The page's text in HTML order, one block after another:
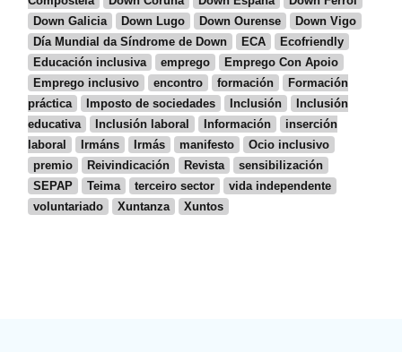
Down Galicia
Down Lugo Down Ourense
Down Vigo
Día Mundial da Síndrome de Down
ECA
Ecofriendly
Educación inclusiva
emprego
Emprego Con Apoio
Emprego inclusivo
encontro formación
Formación
práctica
Imposto de sociedades Inclusión
Inclusión
educativa
Inclusión laboral Información
inserción
laboral
Irmáns Irmás manifesto
Ocio inclusivo
premio
Reivindicación Revista
sensibilización
SEPAP
Teima terceiro sector
vida independente
voluntariado
Xuntanza Xuntos